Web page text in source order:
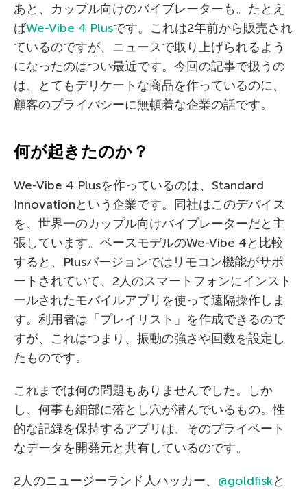
あと、カップル向けのバイブレーターも。たとえ
ばWe-Vibe 4 Plusです。これは2年前から販売され
ているのですが、ニュースで取り上げられるよう
になったのはつい最近です。今回の記事で扱うの
は、とてもデリケートな商品を作っているのに、
顧客のプライバシーに無頓着な企業の話です。
何が起きたのか？
We-Vibe 4 Plusを作っているのは、Standard
Innovationという企業です。同社はこのデバイス
を、世界一のカップル向けバイブレーターだと主
張しています。ベースモデルのWe-Vibe 4と比較
すると、Plusバージョンではリモコン機能がサポ
ートされていて、2人のスマートフォンにインスト
ールされたモバイルアプリを使って遠隔操作しま
す。利用者は「プレイリスト」を作成できるので
すが、これはつまり、振動の強さや回数を設定し
たものです。
これまでは何の問題もありませんでした。しか
し、何事も細部に落とし穴が潜んでいるもの。性
的な記録を保持するアプリは、そのプライベート
なデータを開発元と共有しているのです。
2人のニュージーランド人ハッカー、 @goldfiskと